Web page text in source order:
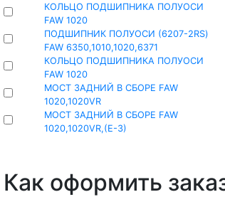
КОЛЬЦО ПОДШИПНИКА ПОЛУОСИ
FAW 1020
ПОДШИПНИК ПОЛУОСИ (6207-2RS)
FAW 6350,1010,1020,6371
КОЛЬЦО ПОДШИПНИКА ПОЛУОСИ
FAW 1020
МОСТ ЗАДНИЙ В СБОРЕ FAW
1020,1020VR
МОСТ ЗАДНИЙ В СБОРЕ FAW
1020,1020VR,(E-3)
Как оформить